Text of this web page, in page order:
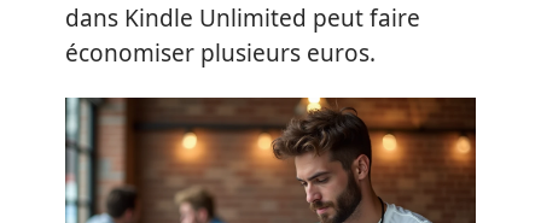
dans Kindle Unlimited peut faire
économiser plusieurs euros.